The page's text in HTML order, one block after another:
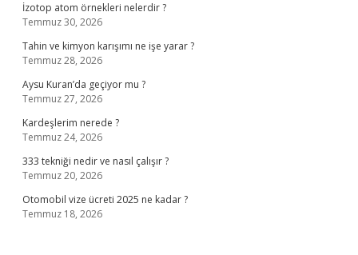
İzotop atom örnekleri nelerdir ?
Temmuz 30, 2026
Tahin ve kimyon karışımı ne işe yarar ?
Temmuz 28, 2026
Aysu Kuran’da geçiyor mu ?
Temmuz 27, 2026
Kardeşlerim nerede ?
Temmuz 24, 2026
333 tekniği nedir ve nasıl çalışır ?
Temmuz 20, 2026
Otomobil vize ücreti 2025 ne kadar ?
Temmuz 18, 2026